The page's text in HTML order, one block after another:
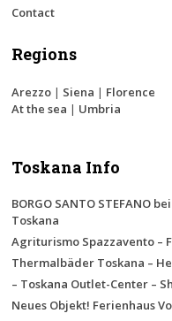
Contact
Regions
Arezzo | Siena | Florence
At the sea | Umbria
Toskana Info
BORGO SANTO STEFANO
Toskana
Agriturismo Spazzavento –
Thermalbäder Toskana –
– Toskana Outlet-Center –
Neues Objekt! Ferienhaus